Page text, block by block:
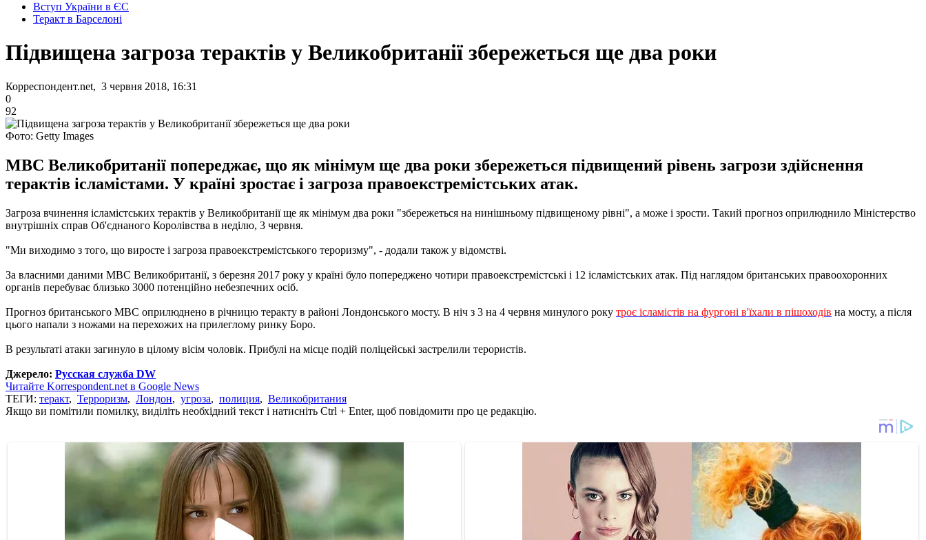
Вступ України в ЄС
Теракт в Барселоні
Підвищена загроза терактів у Великобританії збережеться ще два роки
Корреспондент.net, 3 червня 2018, 16:31
0
92
Фото: Getty Images
МВС Великобританії попереджає, що як мінімум ще два роки збережеться підвищений рівень загрози здійснення
терактів ісламістами. У країні зростає і загроза правоекстремістських атак.
Загроза вчинення ісламістських терактів у Великобританії ще як мінімум два роки "збережеться на нинішньому підвищеному рівні", а може і зрости. Такий прогноз оприлюднило Міністерство
внутрішніх справ Об'єднаного Королівства в неділю, 3 червня.
"Ми виходимо з того, що виросте і загроза правоекстремістського тероризму", - додали також у відомстві.
За власними даними МВС Великобританії, з березня 2017 року у країні було попереджено чотири правоекстремістські і 12 ісламістських атак. Під наглядом британських правоохоронних
органів перебуває близько 3000 потенційно небезпечних осіб.
Прогноз британського МВС оприлюднено в річницю теракту в районі Лондонського мосту. В ніч з 3 на 4 червня минулого року троє ісламістів на фургоні в'їхали в пішоходів на мосту, а після
цього напали з ножами на перехожих на прилеглому ринку Боро.
В результаті атаки загинуло в цілому вісім чоловік. Прибулі на місце подій поліцейські застрелили терористів.
Джерело: Русская служба DW
Читайте Korrespondent.net в Google News
ТЕГИ: теракт, Терроризм, Лондон, угроза, полиция, Великобритания
Якщо ви помітили помилку, виділіть необхідний текст і натисніть Ctrl + Enter, щоб повідомити про це редакцію.